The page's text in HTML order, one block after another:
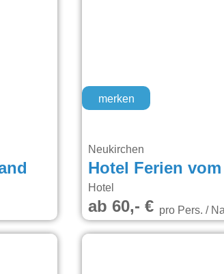
merken
Neukirchen
Hotel Ferien
Hotel
ab 60,- €pro Pers. /